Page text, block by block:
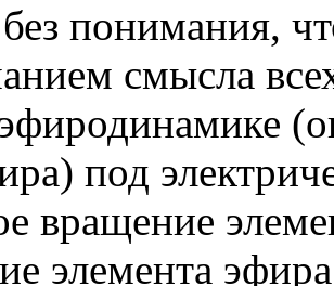
понимания,
смысла
под
вращение
элемента эфира